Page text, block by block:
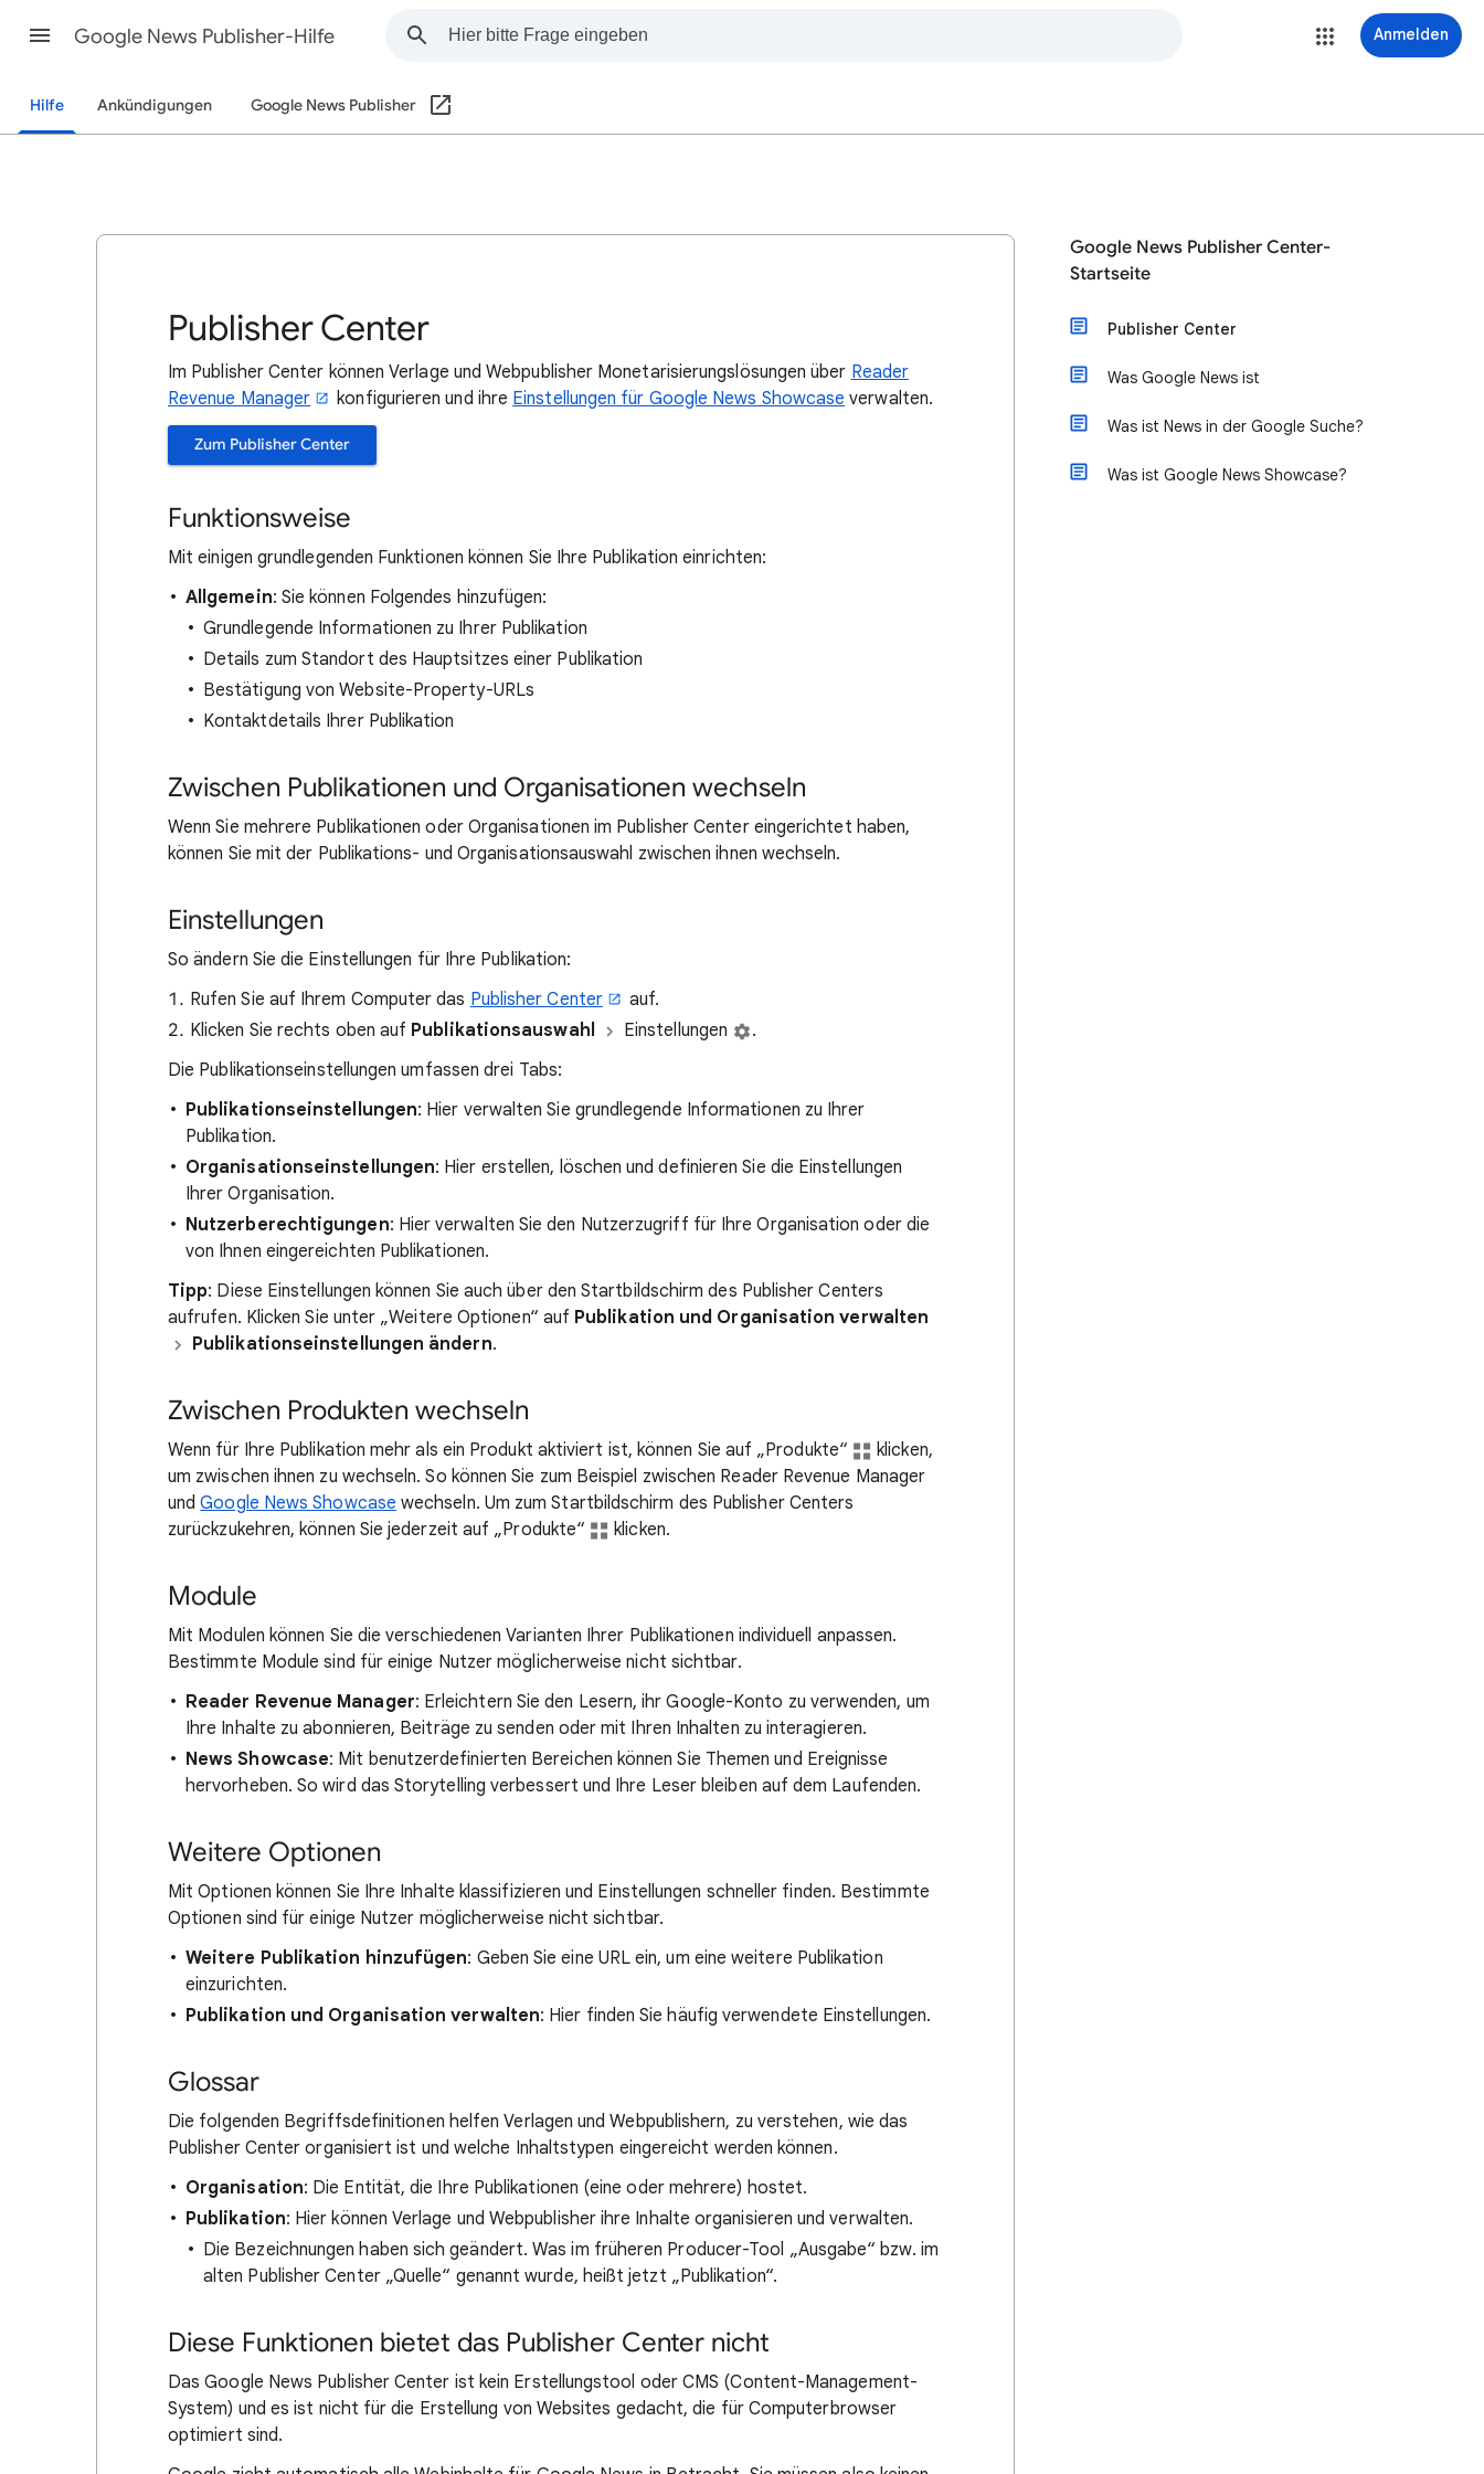
Google News Publisher-Hilfe Anmelden
Hilfe Ankündigungen Google News Publisher
Publisher Center
Im Publisher Center können Verlage und Webpublisher Monetarisierungslösungen über Reader
Revenue Manager
konfigurieren und ihre Einstellungen für Google News Showcase verwalten.
Zum Publisher Center
Funktionsweise
Mit einigen grundlegenden Funktionen können Sie Ihre Publikation einrichten:
Allgemein: Sie können Folgendes hinzufügen:
Grundlegende Informationen zu Ihrer Publikation
Details zum Standort des Hauptsitzes einer Publikation
Bestätigung von Website-Property-URLs
Kontaktdetails Ihrer Publikation
Zwischen Publikationen und Organisationen wechseln
Wenn Sie mehrere Publikationen oder Organisationen im Publisher Center eingerichtet haben,
können Sie mit der Publikations- und Organisationsauswahl zwischen ihnen wechseln.
Einstellungen
So ändern Sie die Einstellungen für Ihre Publikation:
Rufen Sie auf Ihrem Computer das Publisher Center
auf.
Klicken Sie rechts oben auf Publikationsauswahl Einstellungen
.
Die Publikationseinstellungen umfassen drei Tabs:
Publikationseinstellungen: Hier verwalten Sie grundlegende Informationen zu Ihrer
Publikation.
Organisationseinstellungen: Hier erstellen, löschen und definieren Sie die Einstellungen
Ihrer Organisation.
Nutzerberechtigungen: Hier verwalten Sie den Nutzerzugriff für Ihre Organisation oder die
von Ihnen eingereichten Publikationen.
Tipp: Diese Einstellungen können Sie auch über den Startbildschirm des Publisher Centers
aufrufen. Klicken Sie unter „Weitere Optionen“ auf Publikation und Organisation verwalten
Publikationseinstellungen ändern.
Zwischen Produkten wechseln
Wenn für Ihre Publikation mehr als ein Produkt aktiviert ist, können Sie auf „Produkte“
klicken,
um zwischen ihnen zu wechseln. So können Sie zum Beispiel zwischen Reader Revenue Manager
undGoogle News Showcase wechseln. Um zum Startbildschirm des Publisher Centers
zurückzukehren, können Sie jederzeit auf „Produkte“
klicken.
Module
Mit Modulen können Sie die verschiedenen Varianten Ihrer Publikationen individuell anpassen.
Bestimmte Module sind für einige Nutzer möglicherweise nicht sichtbar.
Reader Revenue Manager: Erleichtern Sie den Lesern, ihr Google-Konto zu verwenden, um
Ihre Inhalte zu abonnieren, Beiträge zu senden oder mit Ihren Inhalten zu interagieren.
News Showcase: Mit benutzerdefinierten Bereichen können Sie Themen und Ereignisse
hervorheben. So wird das Storytelling verbessert und Ihre Leser bleiben auf dem Laufenden.
Weitere Optionen
Mit Optionen können Sie Ihre Inhalte klassifizieren und Einstellungen schneller finden. Bestimmte
Optionen sind für einige Nutzer möglicherweise nicht sichtbar.
Weitere Publikation hinzufügen: Geben Sie eine URL ein, um eine weitere Publikation
einzurichten.
Publikation und Organisation verwalten: Hier finden Sie häufig verwendete Einstellungen.
Glossar
Die folgenden Begriffsdefinitionen helfen Verlagen und Webpublishern, zu verstehen, wie das
Publisher Center organisiert ist und welche Inhaltstypen eingereicht werden können.
Organisation: Die Entität, die Ihre Publikationen (eine oder mehrere) hostet.
Publikation: Hier können Verlage und Webpublisher ihre Inhalte organisieren und verwalten.
Die Bezeichnungen haben sich geändert. Was im früheren Producer-Tool „Ausgabe“ bzw. im
alten Publisher Center „Quelle“ genannt wurde, heißt jetzt „Publikation“.
Diese Funktionen bietet das Publisher Center nicht
Das Google News Publisher Center ist kein Erstellungstool oder CMS (Content-Management-
System) und es ist nicht für die Erstellung von Websites gedacht, die für Computerbrowser
optimiert sind.
Google News Publisher Center-
Startseite
Publisher Center
Was Google News ist
Was ist News in der Google Suche?
Was ist Google News Showcase?